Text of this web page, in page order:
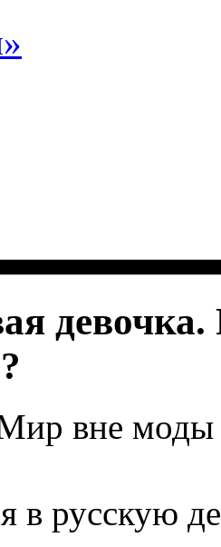
Мир вне
в русскую